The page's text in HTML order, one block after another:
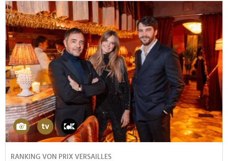
RANKING VON PRIX VERSAILLES